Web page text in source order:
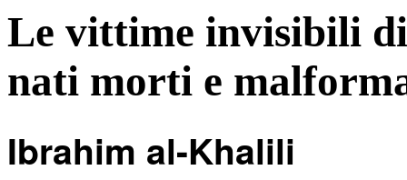
Le vittime invisibili
nati morti e
Ibrahim al-Khalili